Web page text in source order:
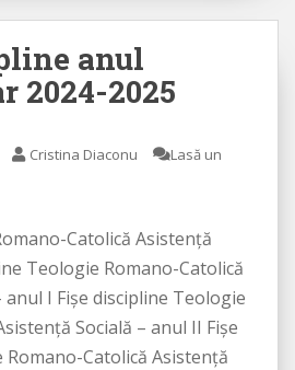
anul
2024-2025
Cristina Diaconu
Lasă un
Catolică Asistenţă
Teologie Romano-Catolică
anul I Fișe discipline Teologie
Socială – anul II Fișe
Catolică Asistență